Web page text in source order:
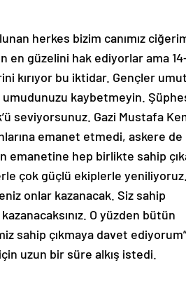
herkes bizim canımız
en güzelini hak ediyorlar ama
kırıyor bu iktidar. Gençler
kaybetmeyin.
seviyorsunuz. Gazi Mustafa
emanet etmedi, askere de
hep birlikte sahip
çok güçlü ekiplerle
onlar kazanacak. Siz sahip
O yüzden bütün
sahip çıkmaya davet ediyorum”
uzun bir süre alkış istedi.